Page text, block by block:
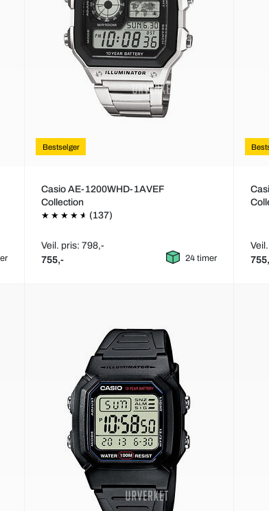
Bestselger
Casio AE-1200WHD-1AVEF
Collection
(137)
Veil. pris: 798,-
755,- 24 timer